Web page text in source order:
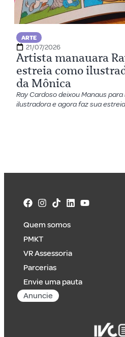
ARTE
21/07/2026
Artista manauara
estreia como
da Mônica
Ray Cardoso deixou Manaus
ilustradora e agora faz sua
Quem somos
PMKT
VR Assessoria
Parcerias
Envie uma pauta
Anuncie